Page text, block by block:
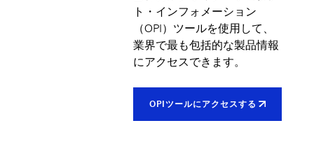
ト・インフォメーション
（OPI）ツールを使用して、
業界で最も包括的な製品情報
にアクセスできます。
OPIツールにアクセスする